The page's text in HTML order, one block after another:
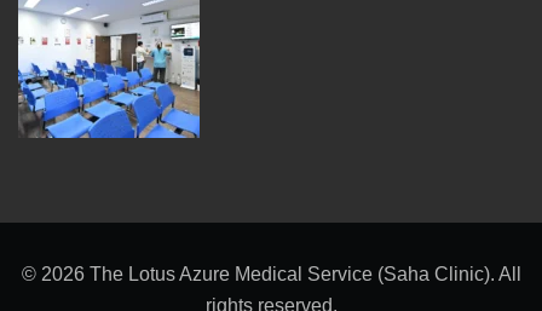
© 2026 The Lotus Azure Medical Service (Saha Clinic). All
rights reserved.